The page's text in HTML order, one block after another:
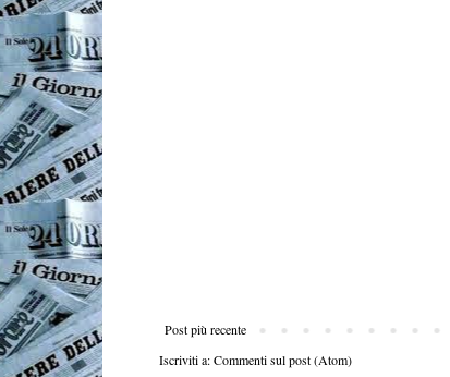
Post più recente
Iscriviti a:Commenti sul post (Atom)